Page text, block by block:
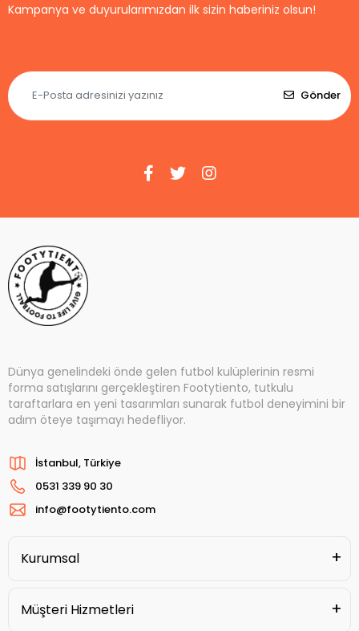
Kampanya ve duyurularımızdan ilk sizin haberiniz olsun!
Gönder
Dünya genelindeki önde gelen futbol kulüplerinin resmi
forma satışlarını gerçekleştiren Footytiento, tutkulu
taraftarlara en yeni tasarımları sunarak futbol deneyimini bir
adım öteye taşımayı hedefliyor.
İstanbul, Türkiye
0531 339 90 30
info@footytiento.com
Kurumsal
Müşteri Hizmetleri